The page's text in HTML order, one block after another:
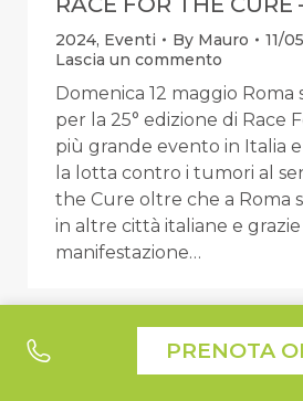
2024, Eventi By Mauro
11/
Lascia un commento
Domenica 12 maggio Roma
per la 25° edizione di Race
più grande evento in Italia
la lotta contro i tumori al
the Cure oltre che a Roma
in altre città italiane e
manifestazione…
PRENOTA
Le tue preferenze relative